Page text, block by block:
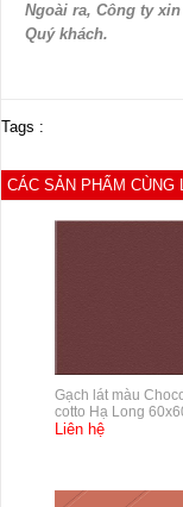
Ngoài ra, Công ty
Quý khách.
Tags :
CÁC SẢN PHẨM CÙNG
Gạch lát màu
cotto Hạ Long
Liên hệ